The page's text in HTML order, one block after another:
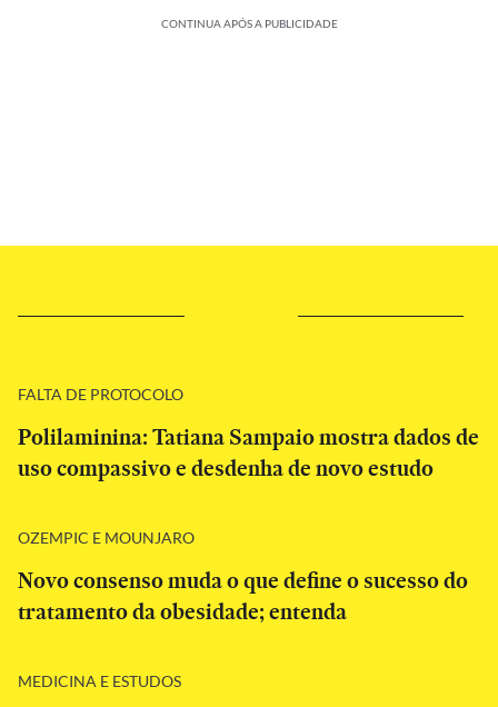
CONTINUA APÓS A PUBLICIDADE
FALTA DE PROTOCOLO
Polilaminina: Tatiana Sampaio mostra dados de
uso compassivo e desdenha de novo estudo
OZEMPIC E MOUNJARO
Novo consenso muda o que define o sucesso do
tratamento da obesidade; entenda
MEDICINA E ESTUDOS